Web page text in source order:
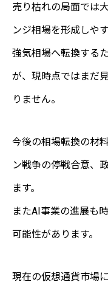
売り枯れの局面では
ンジ相場を形成しや
強気相場へ転換する
が、現時点ではまだ
りません。
今後の相場転換の材
ン戦争の停戦合意、
ます。
またAI事業の進展も
可能性があります。
現在の仮想通貨市場